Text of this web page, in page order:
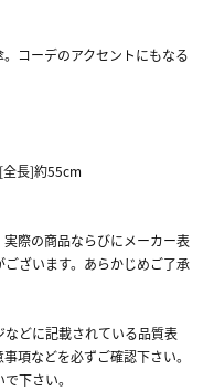
コーデのアクセントにもなる
長]約55cm
際の商品ならびにメーカー表
ざいます。あらかじめご了承
どに記載されている品質表
項などを必ずご確認下さい。
下さい。